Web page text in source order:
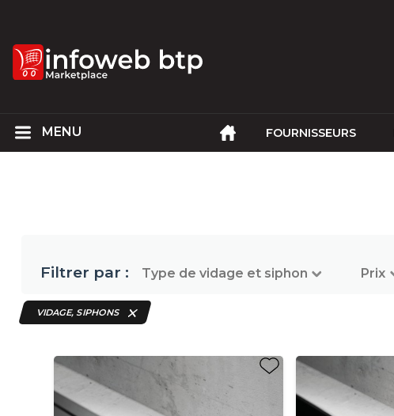
FOURNISSEURS
Filtrer par : Type de vidage et siphon Prix
VIDAGE, SIPHONS